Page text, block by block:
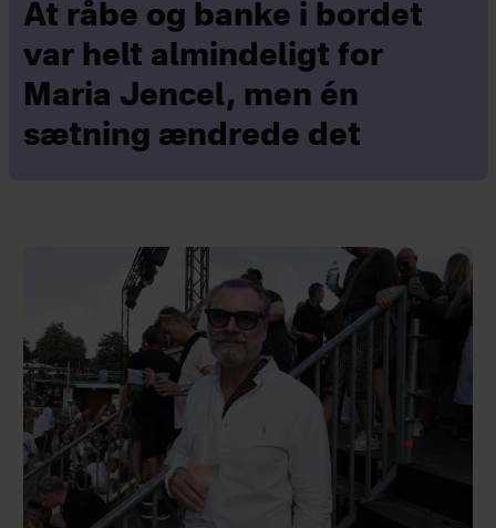
At råbe og banke i bordet
var helt almindeligt for
Maria Jencel, men én
sætning ændrede det